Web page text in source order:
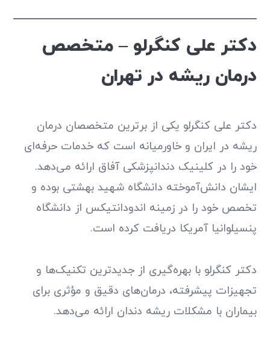
دکتر علی کنگرلو – متخصص
درمان ریشه در تهران
دکتر علی کنگرلو یکی از برترین متخصصان درمان
ریشه در ایران و خاورمیانه است که خدمات حرفه‌ای
خود را در کلینیک دندانپزشکی آفاق ارائه می‌دهد.
ایشان دانش‌آموخته دانشگاه شهید بهشتی بوده و
تخصص خود را در زمینه اندودانتیکس از دانشگاه
پنسیلوانیا آمریکا دریافت کرده است.
دکتر کنگرلو با بهره‌گیری از جدیدترین تکنیک‌ها و
تجهیزات پیشرفته، درمان‌های دقیق و مؤثری برای
بیماران با مشکلات ریشه دندان ارائه می‌دهد.